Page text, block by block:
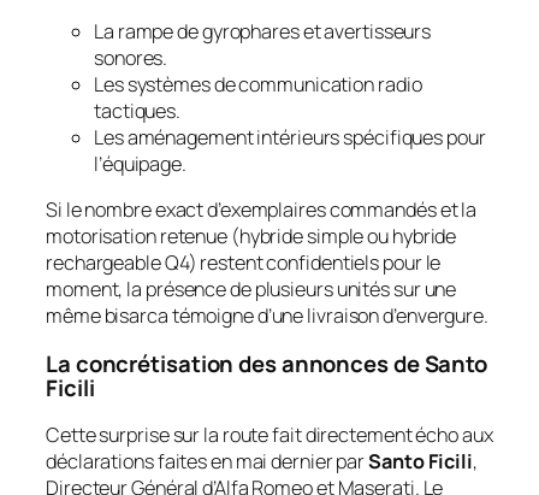
La rampe de gyrophares et avertisseurs
sonores.
Les systèmes de communication radio
tactiques.
Les aménagement intérieurs spécifiques pour
l’équipage.
Si le nombre exact d’exemplaires commandés et la
motorisation retenue (hybride simple ou hybride
rechargeable Q4) restent confidentiels pour le
moment, la présence de plusieurs unités sur une
même bisarca témoigne d’une livraison d’envergure.
La concrétisation des annonces de Santo
Ficili
Cette surprise sur la route fait directement écho aux
déclarations faites en mai dernier parSanto Ficili,
Directeur Général d’Alfa Romeo et Maserati. Le